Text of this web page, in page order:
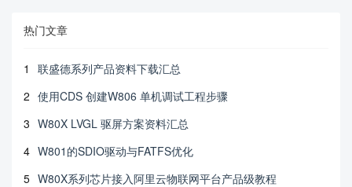
热门文章
1
联盛德系列产品资料下载汇总
2 使用CDS 创建W806 单机调试工程步骤
3 W80X LVGL 驱屏方案资料汇总
4 W801的SDIO驱动与FATFS优化
5 W80X系列芯片接入阿里云物联网平台产品级教程